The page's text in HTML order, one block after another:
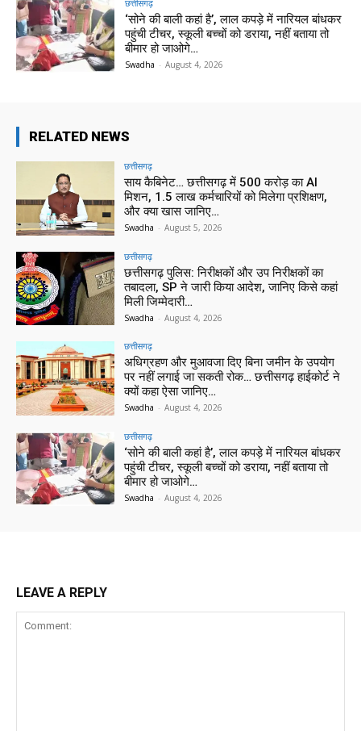
छत्तीसगढ़
‘सोने की बाली कहां है’, लाल कपड़े में नारियल बांधकर
पहुंची टीचर, स्कूली बच्चों को डराया, नहीं बताया तो
बीमार हो जाओगे…
Swadha - August 4, 2026
RELATED NEWS
छत्तीसगढ़
साय कैबिनेट… छत्तीसगढ़ में 500 करोड़ का AI
मिशन, 1.5 लाख कर्मचारियों को मिलेगा प्रशिक्षण,
और क्या खास जानिए…
Swadha - August 5, 2026
छत्तीसगढ़
छत्तीसगढ़ पुलिस: निरीक्षकों और उप निरीक्षकों का
तबादला, SP ने जारी किया आदेश, जानिए किसे कहां
मिली जिम्मेदारी…
Swadha - August 4, 2026
छत्तीसगढ़
अधिग्रहण और मुआवजा दिए बिना जमीन के उपयोग
पर नहीं लगाई जा सकती रोक… छत्तीसगढ़ हाईकोर्ट ने
क्यों कहा ऐसा जानिए…
Swadha - August 4, 2026
छत्तीसगढ़
‘सोने की बाली कहां है’, लाल कपड़े में नारियल बांधकर
पहुंची टीचर, स्कूली बच्चों को डराया, नहीं बताया तो
बीमार हो जाओगे…
Swadha - August 4, 2026
LEAVE A REPLY